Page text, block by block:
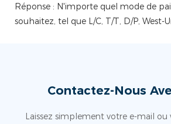
Réponse : N'importe quel mode de
souhaitez, tel que L/C, T/T, D/P, West-
Contactez-Nous
Laissez simplement votre e-mail